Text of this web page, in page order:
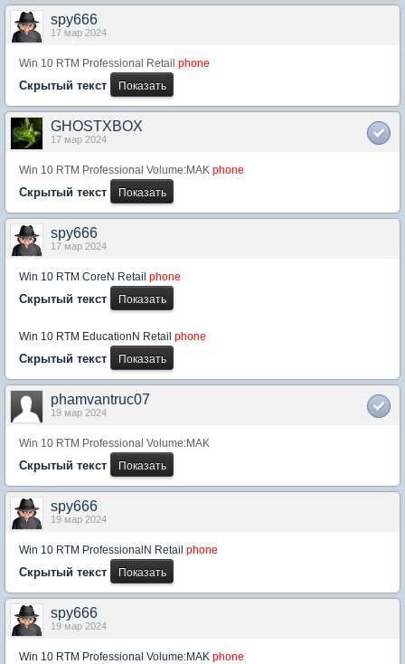
spy666
17 мар 2024
Win 10 RTM Professional Retail phone
Скрытый текст
GHOSTXBOX
17 мар 2024
Win 10 RTM Professional Volume:MAK phone
Скрытый текст
spy666
17 мар 2024
Win 10 RTM CoreN Retail phone
Скрытый текст
Win 10 RTM EducationN Retail phone
Скрытый текст
phamvantruc07
19 мар 2024
Win 10 RTM Professional Volume:MAK
Скрытый текст
spy666
19 мар 2024
Win 10 RTM ProfessionalN Retail phone
Скрытый текст
spy666
19 мар 2024
Win 10 RTM Professional Volume:MAK phone